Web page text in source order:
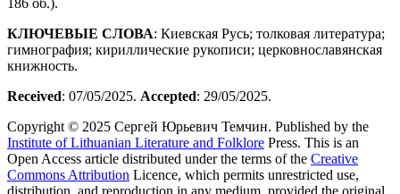
КЛЮЧЕВЫЕ СЛОВА: Киевская Русь; толковая литература;
гимнография; кириллические рукописи; церковнославянская
книжность.
Received: 07/05/2025. Accepted: 29/05/2025.
Copyright © 2025 Сергей Юрьевич Темчин. Published by the
Institute of Lithuanian Literature and Folklore Press. This is an
Open Access article distributed under the terms of the Creative
Commons Attribution Licence, which permits unrestricted use,
distribution, and reproduction in any medium, provided the original